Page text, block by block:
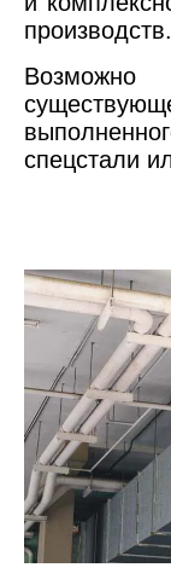
производств.
спецстали